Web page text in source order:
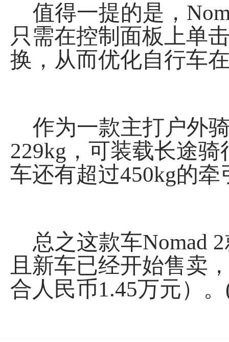
值得一提的是，
只需在控制面板上单
换，从而优化自行车
作为一款主打户外
229kg，可装载长途
车还有超过450kg的牵
总之这款车Nomad
且新车已经开始售卖
合人民币1.45万元）